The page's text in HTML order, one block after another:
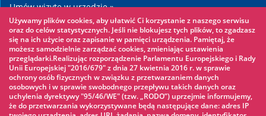
Umów wizytę w urzędzie »
Drogi »
Warto zobaczyć
Park linowy »
Park Wodny »
Lodowisko »
Używamy plików cookies, aby ułatwić Ci korzystanie z naszego serwisu
oraz do celów statystycznych. Jeśli nie blokujesz tych plików, to zgadzasz
się na ich użycie oraz zapisanie w pamięci urządzenia. Pamiętaj, że
możesz samodzielnie zarządzać cookies, zmieniając ustawienia
przeglądarki.Realizując rozporządzenie Parlamentu Europejskiego i Rady
Unii Europejskiej "2016/679" z dnia 27 kwietnia 2016 r. w sprawie
ochrony osób fizycznych w związku z przetwarzaniem danych
osobowych i w sprawie swobodnego przepływu takich danych oraz
uchylenia dyrektywy "95/46/WE" (tzw. „RODO”) uprzejmie informujemy,
że do przetwarzania wykorzystywane będą następujące dane: adres IP